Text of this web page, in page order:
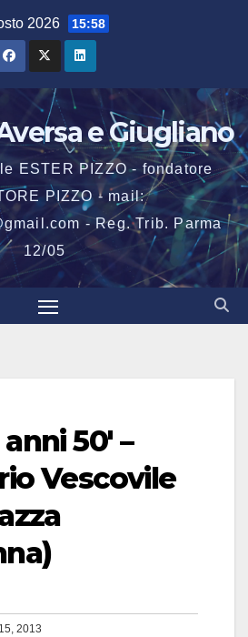
2026 15:58
e Giugliano
ESTER PIZZO - fondatore
PIZZO - mail:
- Reg. Trib. Parma
12/05
50′ –
Vescovile
2013